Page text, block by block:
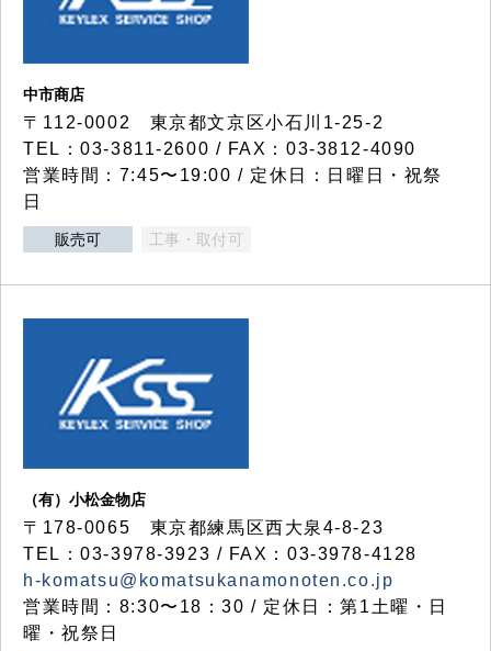
中市商店
〒112-0002 東京都文京区小石川1-25-2
TEL：03-3811-2600 / FAX：03-3812-4090
営業時間：7:45〜19:00 / 定休日：日曜日・祝祭
日
販売可 工事・取付可
（有）小松金物店
〒178-0065 東京都練馬区西大泉4-8-23
TEL：03-3978-3923 / FAX：03-3978-4128
h-komatsu@komatsukanamonoten.co.jp
営業時間：8:30〜18：30 / 定休日：第1土曜・日
曜・祝祭日